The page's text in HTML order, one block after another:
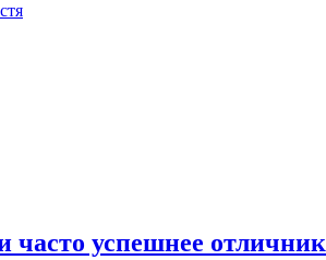
часто успешнее